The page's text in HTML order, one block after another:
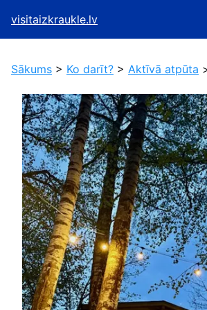
visitaizkraukle.lv
Sākums > Ko darīt? > Aktīvā atpūta